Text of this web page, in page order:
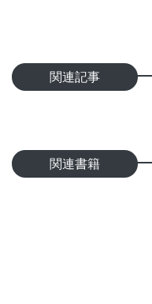
関連記事
関連書籍